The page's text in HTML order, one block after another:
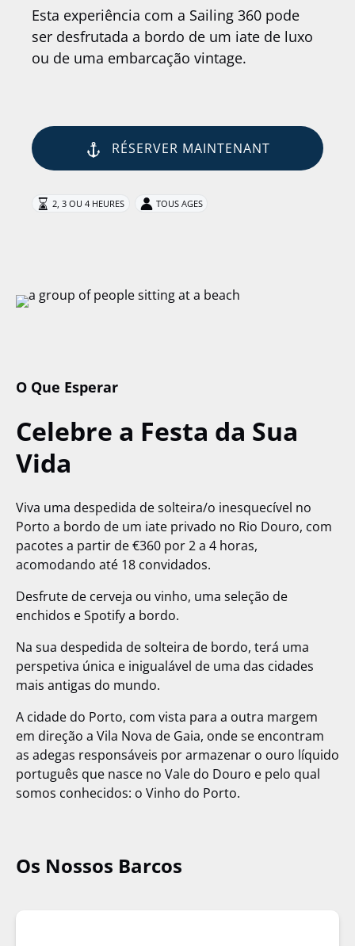
Esta experiência com a Sailing 360 pode
ser desfrutada a bordo de um iate de luxo
ou de uma embarcação vintage.
RÉSERVER MAINTENANT
2, 3 OU 4 HEURES TOUS AGES
O Que Esperar
Celebre a Festa da Sua
Vida
Viva uma despedida de solteira/o inesquecível no
Porto a bordo de um iate privado no Rio Douro, com
pacotes a partir de €360 por 2 a 4 horas,
acomodando até 18 convidados.
Desfrute de cerveja ou vinho, uma seleção de
enchidos e Spotify a bordo.
Na sua despedida de solteira de bordo, terá uma
perspetiva única e inigualável de uma das cidades
mais antigas do mundo.
A cidade do Porto, com vista para a outra margem
em direção a Vila Nova de Gaia, onde se encontram
as adegas responsáveis por armazenar o ouro líquido
português que nasce no Vale do Douro e pelo qual
somos conhecidos: o Vinho do Porto.
Os Nossos Barcos